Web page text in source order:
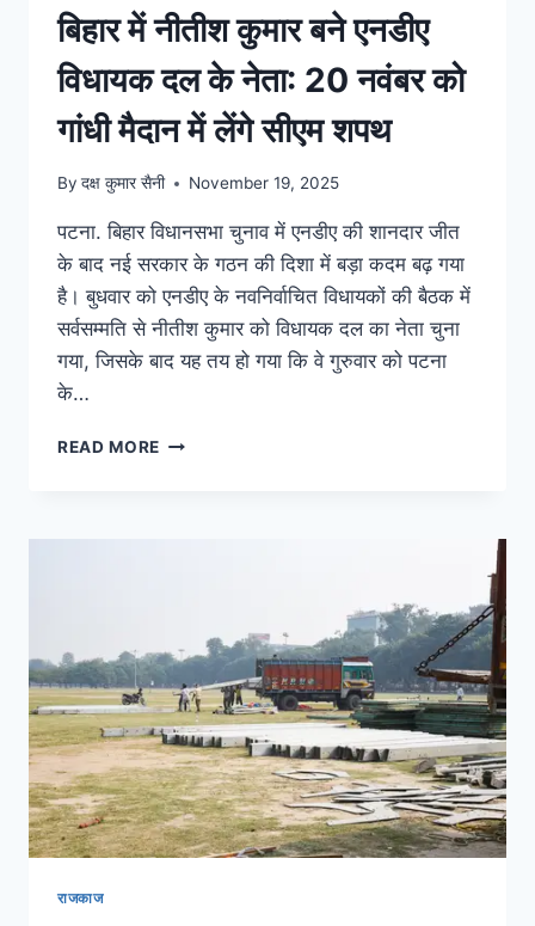
बिहार में नीतीश कुमार बने एनडीए
विधायक दल के नेता: 20 नवंबर को
गांधी मैदान में लेंगे सीएम शपथ
By दक्ष कुमार सैनी November 19, 2025
पटना. बिहार विधानसभा चुनाव में एनडीए की शानदार जीत
के बाद नई सरकार के गठन की दिशा में बड़ा कदम बढ़ गया
है। बुधवार को एनडीए के नवनिर्वाचित विधायकों की बैठक में
सर्वसम्मति से नीतीश कुमार को विधायक दल का नेता चुना
गया, जिसके बाद यह तय हो गया कि वे गुरुवार को पटना
के…
READ MORE
राजकाज